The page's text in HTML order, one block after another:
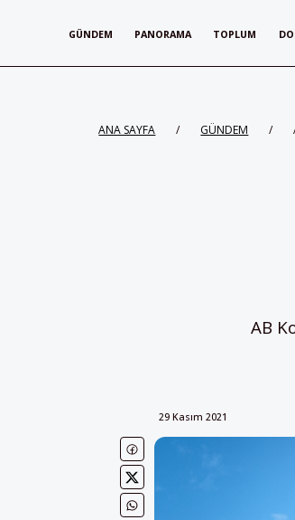
GÜNDEM PANORAMA TOPLUM
ANA SAYFA / GÜNDEM /
AB
29 Kasım 2021